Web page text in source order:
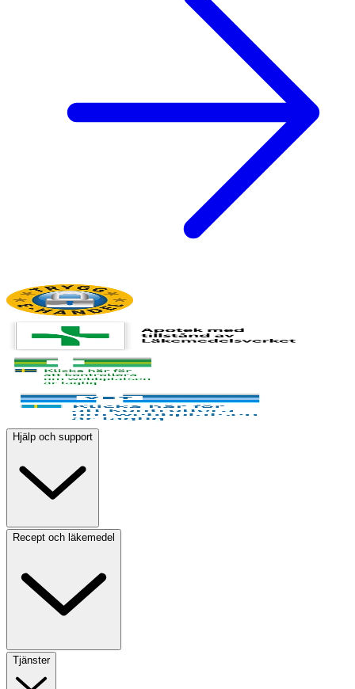
Hjälp och support
Recept och läkemedel
Tjänster